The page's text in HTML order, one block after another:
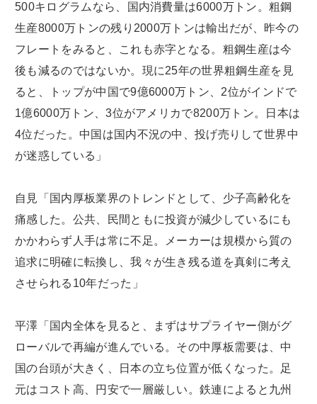
500キログラムなら、国内消費量は6000万トン。粗鋼
生産8000万トンの残り2000万トンは輸出だが、昨今の
フレートをみると、これも赤字となる。粗鋼生産は今
後も減るのではないか。現に25年の世界粗鋼生産を見
ると、トップが中国で9億6000万トン、2位がインドで
1億6000万トン、3位がアメリカで8200万トン。日本は
4位だった。中国は国内不況の中、投げ売りして世界中
が迷惑している」
自見「国内厚板業界のトレンドとして、少子高齢化を
痛感した。公共、民間ともに投資が減少しているにも
かかわらず人手は常に不足。メーカーは規模から質の
追求に明確に転換し、我々が生き残る道を真剣に考え
させられる10年だった」
平澤「国内全体を見ると、まずはサプライヤー側がグ
ローバルで再編が進んでいる。その中厚板需要は、中
国の台頭が大きく、日本の立ち位置が低くなった。足
元はコスト高、円安で一層厳しい。鉄連によると九州